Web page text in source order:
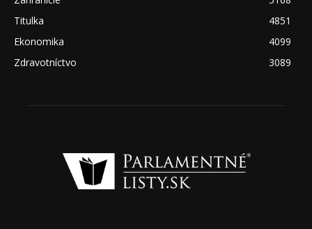
Titulka
4851
Ekonomika
4099
Zdravotníctvo
3089